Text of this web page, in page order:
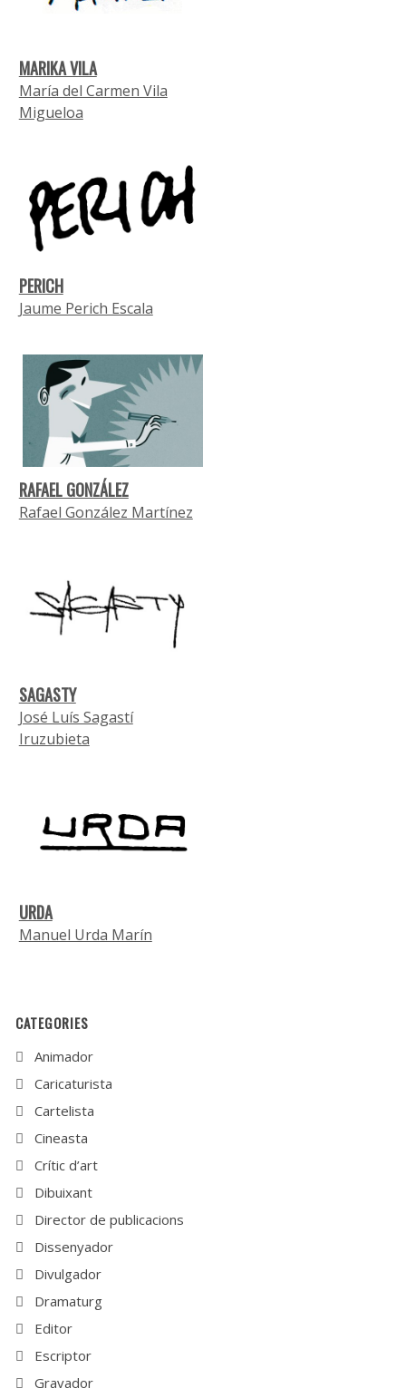
MARIKA VILA
María del Carmen Vila
Migueloa
PERICH
Jaume Perich Escala
RAFAEL GONZÁLEZ
Rafael González Martínez
SAGASTY
José Luís Sagastí
Iruzubieta
URDA
Manuel Urda Marín
CATEGORIES
Animador
Caricaturista
Cartelista
Cineasta
Crític d’art
Dibuixant
Director de publicacions
Dissenyador
Divulgador
Dramaturg
Editor
Escriptor
Gravador